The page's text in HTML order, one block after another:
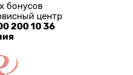
бонусов
центр
200 10 36